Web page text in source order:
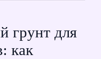
грунт для
как